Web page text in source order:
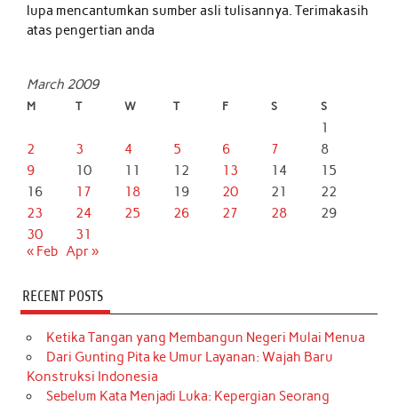
lupa mencantumkan sumber asli tulisannya. Terimakasih
atas pengertian anda
March 2009
M T W T F S S
1
2
3 4 5 6 7
8
9
10 11 12 13 14
15
16
17 18 19 20 21
22
23
24 25 26 27 28
29
30
31
« Feb Apr »
RECENT POSTS
Ketika Tangan yang Membangun Negeri Mulai Menua
Dari Gunting Pita ke Umur Layanan: Wajah Baru
Konstruksi Indonesia
Sebelum Kata Menjadi Luka: Kepergian Seorang